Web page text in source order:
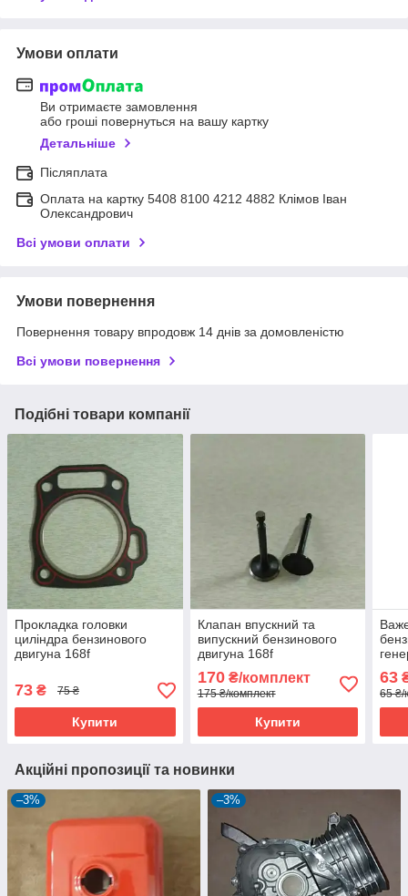
Умови оплати
Ви отримаєте замовлення
або гроші повернуться на вашу картку
Детальніше
Післяплата
Оплата на картку 5408 8100 4212 4882 Клімов Іван
Олександрович
Всі умови оплати
Умови повернення
Повернення товару впродовж 14 днів за домовленістю
Всі умови повернення
Подібні товари компанії
Прокладка головки
циліндра бензинового
двигуна 168f
73 ₴ 75 ₴
Купити
Клапан впускний та
випускний бензинового
двигуна 168f
170₴/комплект
175 ₴/комплект
Купити
63
65 ₴/
Акційні пропозиції та новинки
–3% –3%